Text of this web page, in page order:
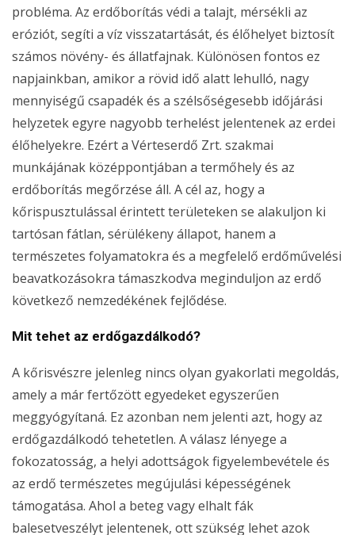
probléma. Az erdőborítás védi a talajt, mérsékli az
eróziót, segíti a víz visszatartását, és élőhelyet biztosít
számos növény- és állatfajnak. Különösen fontos ez
napjainkban, amikor a rövid idő alatt lehulló, nagy
mennyiségű csapadék és a szélsőségesebb időjárási
helyzetek egyre nagyobb terhelést jelentenek az erdei
élőhelyekre. Ezért a Vérteserdő Zrt. szakmai
munkájának középpontjában a termőhely és az
erdőborítás megőrzése áll. A cél az, hogy a
kőrispusztulással érintett területeken se alakuljon ki
tartósan fátlan, sérülékeny állapot, hanem a
természetes folyamatokra és a megfelelő erdőművelési
beavatkozásokra támaszkodva meginduljon az erdő
következő nemzedékének fejlődése.
Mit tehet az erdőgazdálkodó?
A kőrisvészre jelenleg nincs olyan gyakorlati megoldás,
amely a már fertőzött egyedeket egyszerűen
meggyógyítaná. Ez azonban nem jelenti azt, hogy az
erdőgazdálkodó tehetetlen. A válasz lényege a
fokozatosság, a helyi adottságok figyelembevétele és
az erdő természetes megújulási képességének
támogatása. Ahol a beteg vagy elhalt fák
balesetveszélyt jelentenek, ott szükség lehet azok